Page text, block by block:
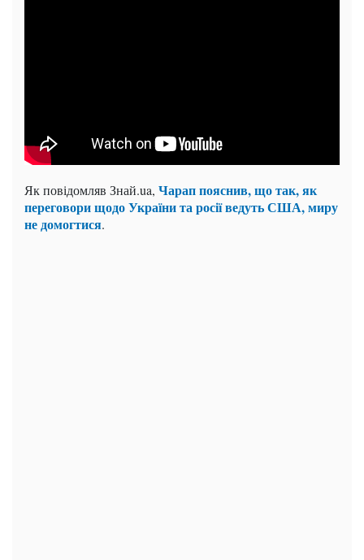
Як повідомляв Знай.ua, Чарап пояснив, що так, як
переговори щодо України та росії ведуть США, миру
не домогтися.